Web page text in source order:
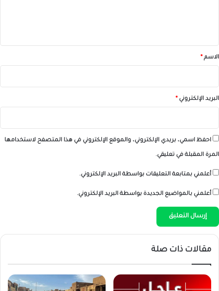
*الاسم*
البريد الإلكتروني*
احفظ اسمي، بريدي الإلكتروني، والموقع الإلكتروني في هذا المتصفح لاستخدامها
المرة المقبلة في تعليقي.
أعلمني بمتابعة التعليقات بواسطة البريد الإلكتروني.
أعلمني بالمواضيع الجديدة بواسطة البريد الإلكتروني.
مقالات ذات صلة